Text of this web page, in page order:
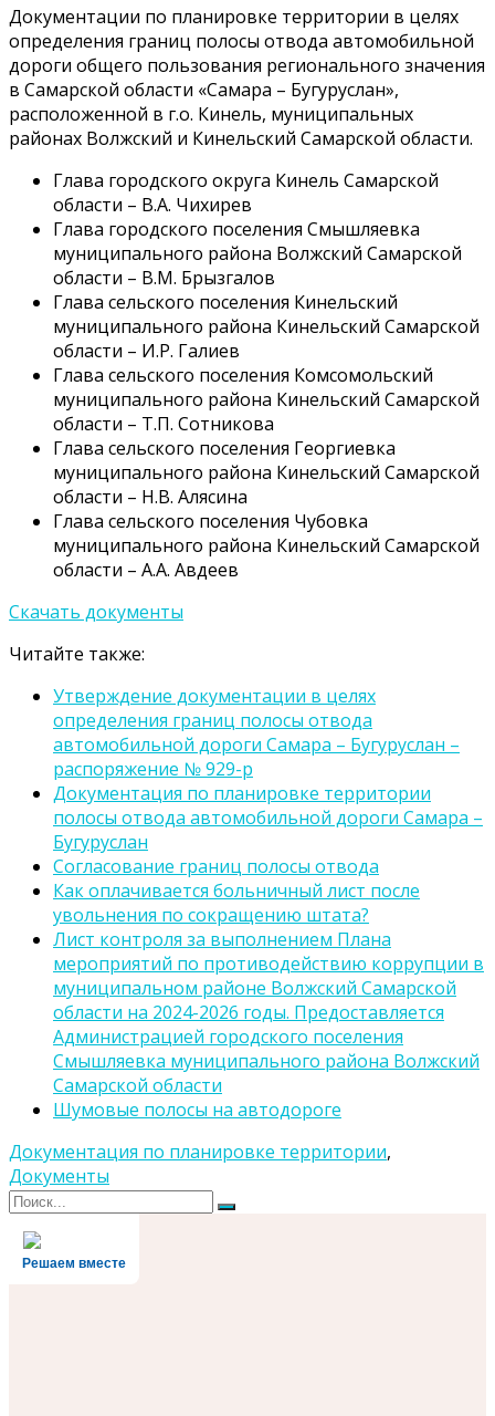
Документации по планировке территории в целях
определения границ полосы отвода автомобильной
дороги общего пользования регионального значения
в Самарской области «Самара – Бугуруслан»,
расположенной в г.о. Кинель, муниципальных
районах Волжский и Кинельский Самарской области.
Глава городского округа Кинель Самарской
области – В.А. Чихирев
Глава городского поселения Смышляевка
муниципального района Волжский Самарской
области – В.М. Брызгалов
Глава сельского поселения Кинельский
муниципального района Кинельский Самарской
области – И.Р. Галиев
Глава сельского поселения Комсомольский
муниципального района Кинельский Самарской
области – Т.П. Сотникова
Глава сельского поселения Георгиевка
муниципального района Кинельский Самарской
области – Н.В. Алясина
Глава сельского поселения Чубовка
муниципального района Кинельский Самарской
области – А.А. Авдеев
Скачать документы
Читайте также:
Утверждение документации в целях
определения границ полосы отвода
автомобильной дороги Самара – Бугуруслан –
распоряжение № 929-р
Документация по планировке территории
полосы отвода автомобильной дороги Самара –
Бугуруслан
Согласование границ полосы отвода
Как оплачивается больничный лист после
увольнения по сокращению штата?
Лист контроля за выполнением Плана
мероприятий по противодействию коррупции в
муниципальном районе Волжский Самарской
области на 2024-2026 годы. Предоставляется
Администрацией городского поселения
Смышляевка муниципального района Волжский
Самарской области
Шумовые полосы на автодороге
Документация по планировке территории,
Документы
Поиск
Поиск
Решаем вместе